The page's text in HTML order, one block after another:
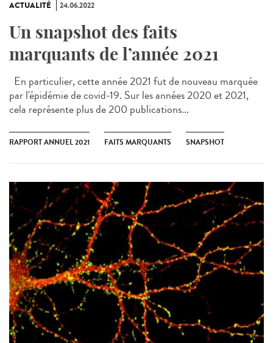
ACTUALITÉ 24.06.2022
Un snapshot des faits
marquants de l’année 2021
En particulier, cette année 2021 fut de nouveau marquée
par l'épidémie de covid-19. Sur les années 2020 et 2021,
cela représente plus de 200 publications...
RAPPORT ANNUEL 2021 FAITS MARQUANTS SNAPSHOT